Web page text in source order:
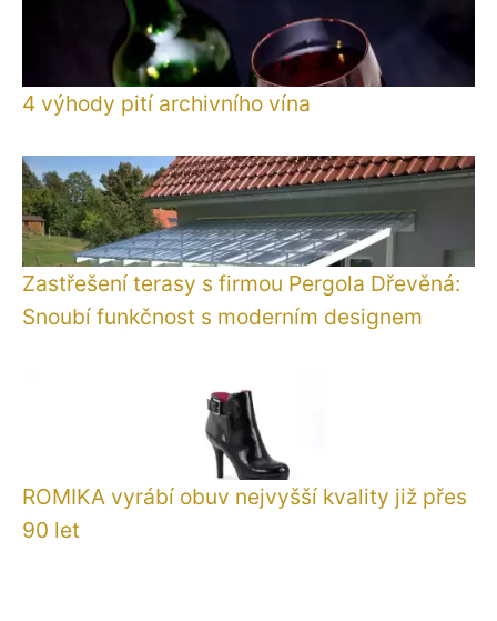
4 výhody pití archivního vína
Zastřešení terasy s firmou Pergola Dřevěná:
Snoubí funkčnost s moderním designem
ROMIKA vyrábí obuv nejvyšší kvality již přes
90 let